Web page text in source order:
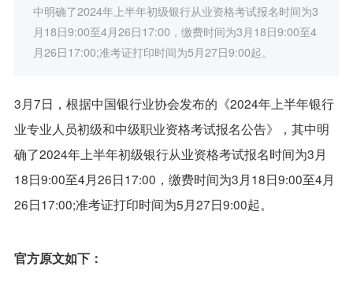
中明确了2024年上半年初级银行从业资格考试报名时间为3
月18日9:00至4月26日17:00，缴费时间为3月18日9:00至4
月26日17:00;准考证打印时间为5月27日9:00起。
3月7日，根据中国银行业协会发布的《2024年上半年银行
业专业人员初级和中级职业资格考试报名公告》，其中明
确了2024年上半年初级银行从业资格考试报名时间为3月
18日9:00至4月26日17:00，缴费时间为3月18日9:00至4月
26日17:00;准考证打印时间为5月27日9:00起。
官方原文如下：